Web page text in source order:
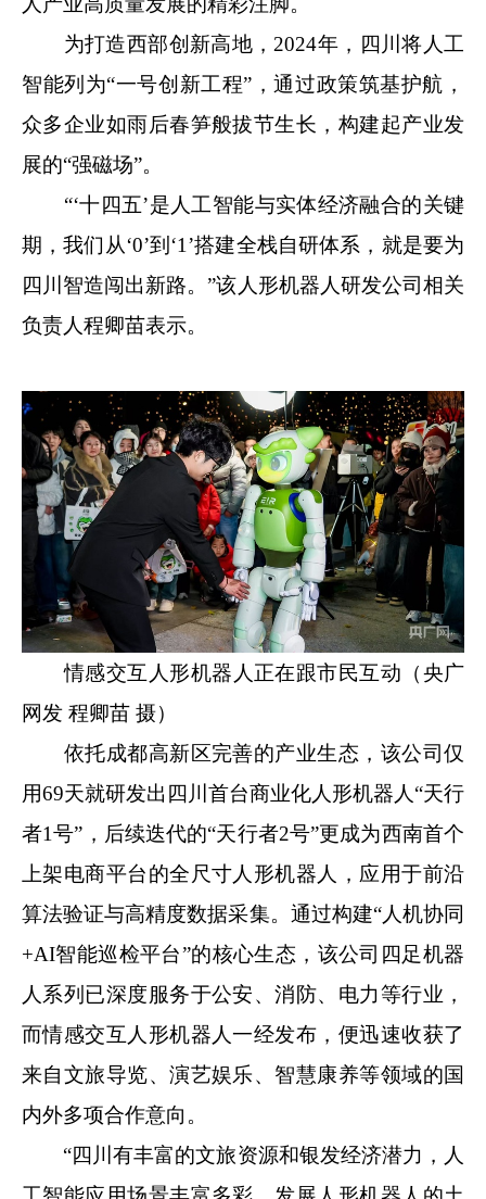
为打造西部创新高地，2024年，四川将人工
智能列为“一号创新工程”，通过政策筑基护航，
众多企业如雨后春笋般拔节生长，构建起产业发
展的“强磁场”。
“‘十四五’是人工智能与实体经济融合的关键
期，我们从‘0’到‘1’搭建全栈自研体系，就是要为
四川智造闯出新路。”该人形机器人研发公司相关
负责人程卿苗表示。
情感交互人形机器人正在跟市民互动（央广
网发 程卿苗 摄）
依托成都高新区完善的产业生态，该公司仅
用69天就研发出四川首台商业化人形机器人“天行
者1号”，后续迭代的“天行者2号”更成为西南首个
上架电商平台的全尺寸人形机器人，应用于前沿
算法验证与高精度数据采集。通过构建“人机协同
+AI智能巡检平台”的核心生态，该公司四足机器
人系列已深度服务于公安、消防、电力等行业，
而情感交互人形机器人一经发布，便迅速收获了
来自文旅导览、演艺娱乐、智慧康养等领域的国
内外多项合作意向。
“四川有丰富的文旅资源和银发经济潜力，人